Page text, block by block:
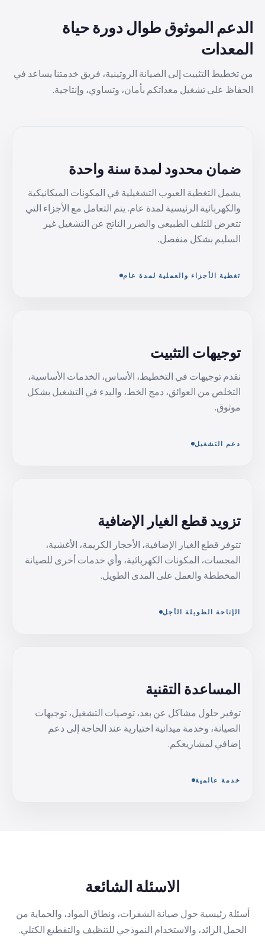
الدعم الموثوق طوال دورة حياة
المعدات
من تخطيط التثبيت إلى الصيانة الروتينية، فريق خدمتنا يساعد في
الحفاظ على تشغيل معداتكم بأمان، وتساوي، وإنتاجية.
ضمان محدود لمدة سنة واحدة
يشمل التغطية العيوب التشغيلية في المكونات الميكانيكية
والكهربائية الرئيسية لمدة عام. يتم التعامل مع الأجزاء التي
تتعرض للتلف الطبيعي والضرر الناتج عن التشغيل غير
السليم بشكل منفصل.
تغطية الأجزاء والعملية لمدة عام
توجيهات التثبيت
نقدم توجيهات في التخطيط، الأساس، الخدمات الأساسية،
التخلص من العوائق، دمج الخط، والبدء في التشغيل بشكل
موثوق.
دعم التشغيل
تزويد قطع الغيار الإضافية
تتوفر قطع الغيار الإضافية، الأحجار الكريمة، الأغشية،
المجسات، المكونات الكهربائية، وأي خدمات أخرى للصيانة
المخططة والعمل على المدى الطويل.
الإتاحة الطويلة الأجل
المساعدة التقنية
توفير حلول مشاكل عن بعد، توصيات التشغيل، توجيهات
الصيانة، وخدمة ميدانية اختيارية عند الحاجة إلى دعم
إضافي لمشاريعكم.
خدمة عالمية
الاسئلة الشائعة
أسئلة رئيسية حول صيانة الشفرات، ونطاق المواد، والحماية من
الحمل الزائد، والاستخدام النموذجي للتنظيف والتقطيع الكتلي.